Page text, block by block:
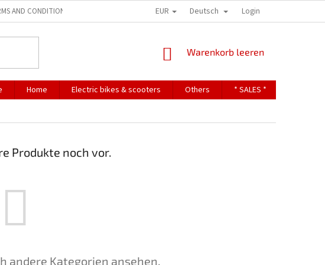
AND CONDITIONS TERMS OF PERSONAL DATA PROTECTION
EUR Deutsch Login
WARENKORB
Warenkorb leeren
Home Electric bikes & scooters Others * SALES *
Produkte noch vor.
andere Kategorien ansehen.